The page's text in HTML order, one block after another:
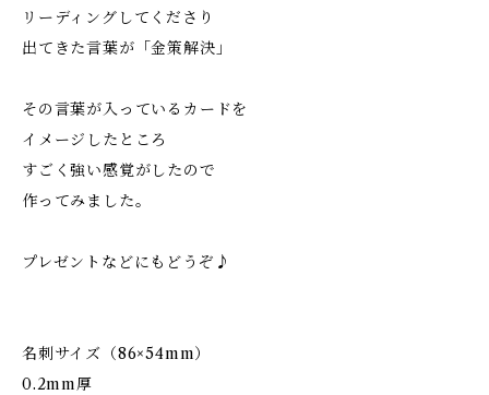
リーディングしてくださり
出てきた言葉が「金策解決」
その言葉が入っているカードを
イメージしたところ
すごく強い感覚がしたので
作ってみました。
プレゼントなどにもどうぞ♪
名刺サイズ（86×54mm）
0.2mm厚